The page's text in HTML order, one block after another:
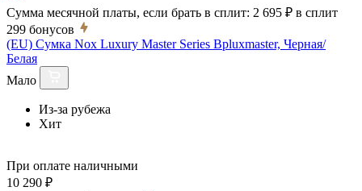
Сумма месячной платы, если брать в сплит: 2 695 ₽ в сплит
299 бонусов
(EU) Сумка Nox Luxury Master Series Bpluxmaster, Черная/
Белая
Мало
Из-за рубежа
Хит
При оплате наличными
10 290 ₽